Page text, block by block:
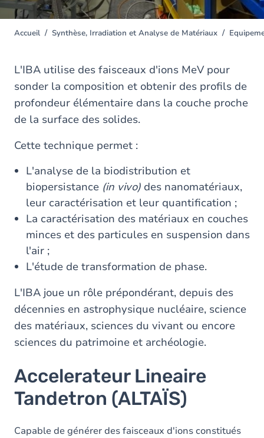
You
here
Accueil Synthèse, Irradiation et Analyse de Matériaux
L'IBA utilise des faisceaux d'ions MeV pour
sonder la composition et obtenir des profils de
profondeur élémentaire dans la couche proche
de la surface des solides.
Cette technique permet :
L'analyse de la biodistribution et
biopersistance (in vivo) des nanomatériaux,
leur caractérisation et leur quantification ;
La caractérisation des matériaux en couches
minces et des particules en suspension dans
l'air ;
L'étude de transformation de phase.
L'IBA joue un rôle prépondérant, depuis des
décennies en astrophysique nucléaire, science
des matériaux, sciences du vivant ou encore
sciences du patrimoine et archéologie.
Accelerateur Lineaire
Tandetron (ALTAÏS)
Capable de générer des faisceaux d'ions constitués